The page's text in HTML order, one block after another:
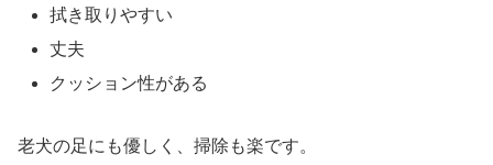
拭き取りやすい
丈夫
クッション性がある
老犬の足にも優しく、掃除も楽です。